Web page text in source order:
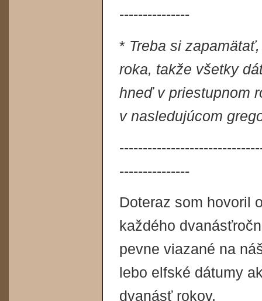
---------------
* Treba si
roka, takže všetky
hneď v priestupnom
v nasledujúcom
---------------
Doteraz som hovoril
každého
pevne viazané na
lebo elfské dátumy
dvanásť rokov.